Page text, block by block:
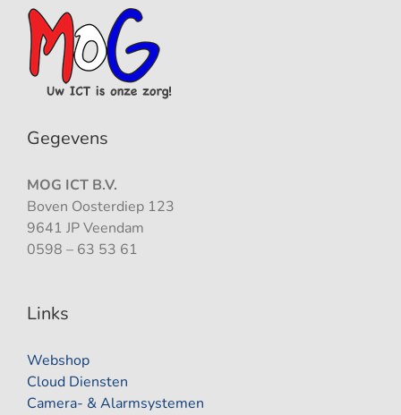
Gegevens
MOG ICT B.V.
Boven Oosterdiep 123
9641 JP Veendam
0598 – 63 53 61
Links
Webshop
Cloud Diensten
Camera- & Alarmsystemen